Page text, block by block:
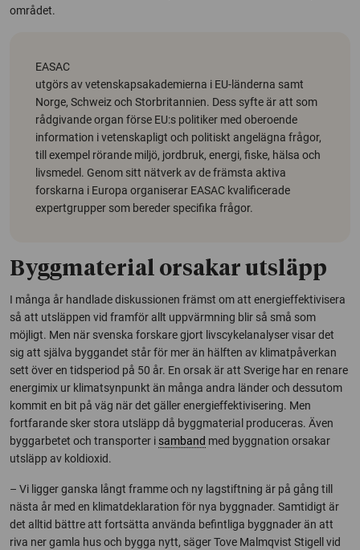
området.
EASAC
utgörs av vetenskapsakademierna i EU-länderna samt
Norge, Schweiz och Storbritannien. Dess syfte är att som
rådgivande organ förse EU:s politiker med oberoende
information i vetenskapligt och politiskt angelägna frågor,
till exempel rörande miljö, jordbruk, energi, fiske, hälsa och
livsmedel. Genom sitt nätverk av de främsta aktiva
forskarna i Europa organiserar EASAC kvalificerade
expertgrupper som bereder specifika frågor.
Byggmaterial orsakar utsläpp
I många år handlade diskussionen främst om att energieffektivisera
så att utsläppen vid framför allt uppvärmning blir så små som
möjligt. Men när svenska forskare gjort livscykelanalyser visar det
sig att själva byggandet står för mer än hälften av klimatpåverkan
sett över en tidsperiod på 50 år. En orsak är att Sverige har en renare
energimix ur klimatsynpunkt än många andra länder och dessutom
kommit en bit på väg när det gäller energieffektivisering. Men
fortfarande sker stora utsläpp då byggmaterial produceras. Även
byggarbetet och transporter i samband med byggnation orsakar
utsläpp av koldioxid.
– Vi ligger ganska långt framme och ny lagstiftning är på gång till
nästa år med en klimatdeklaration för nya byggnader. Samtidigt är
det alltid bättre att fortsätta använda befintliga byggnader än att
riva ner gamla hus och bygga nytt, säger Tove Malmqvist Stigell vid